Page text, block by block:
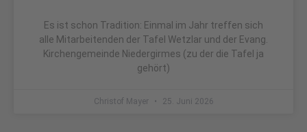
Es ist schon Tradition: Einmal im Jahr treffen sich
alle Mitarbeitenden der Tafel Wetzlar und der Evang.
Kirchengemeinde Niedergirmes (zu der die Tafel ja
gehört)
Christof Mayer 25. Juni 2026